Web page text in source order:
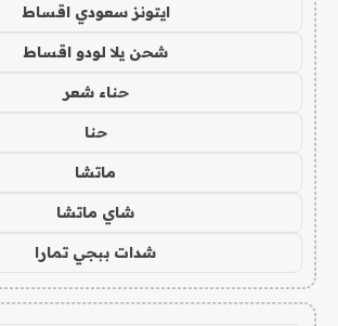
ايتونز سعودي اقساط
شحن يلا لودو اقساط
حناء شعر
حنا
ماتشا
شاي ماتشا
شدات ببجي تمارا